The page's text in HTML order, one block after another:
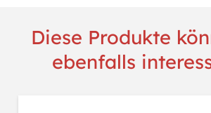
Diese Produkte
ebenfalls